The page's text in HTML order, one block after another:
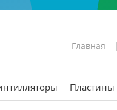
Главная |